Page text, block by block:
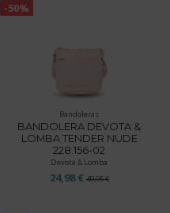
-50%
Bandoleras
BANDOLERA DEVOTA &
LOMBA TENDER NUDE
228.156-02
Devota & Lomba
24,98 € 49,95 €